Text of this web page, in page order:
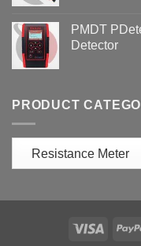
PMDT
Detector
PRODUCT
Visa